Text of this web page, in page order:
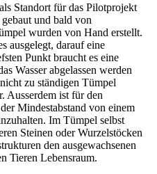
Standort für das Pilotprojekt
und bald von
wurden von Hand erstellt.
ausgelegt, darauf eine
Punkt braucht es eine
Wasser abgelassen werden
zu ständigen Tümpel
Ausserdem ist für den
Mindestabstand von einem
Im Tümpel selbst
Steinen oder Wurzelstöcken
den ausgewachsenen
Tieren Lebensraum.